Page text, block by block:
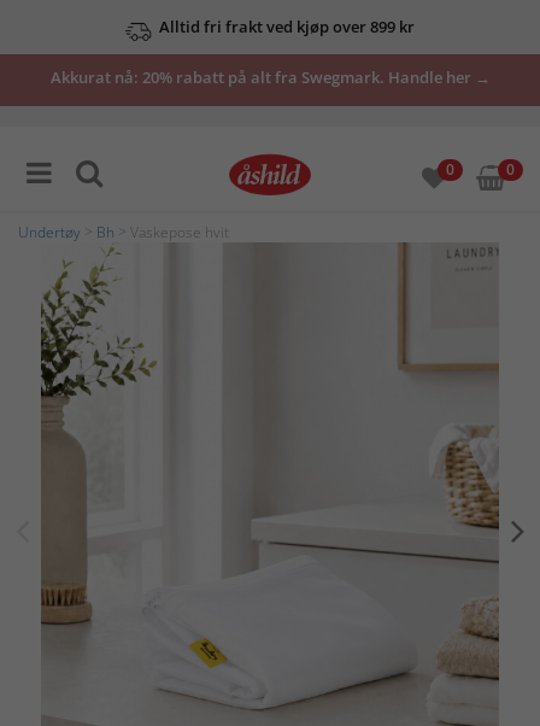
Alltid fri frakt ved kjøp over 899 kr
Akkurat nå: 20% rabatt på alt fra Swegmark. Handle her →
0 0
Undertøy Bh > Vaskepose hvit